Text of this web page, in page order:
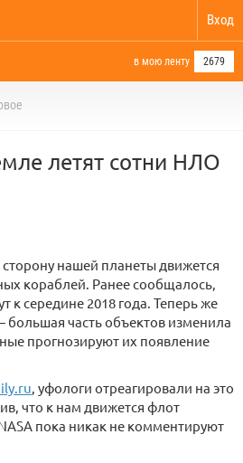
Вход
в мою ленту 2679
летят сотни НЛО
нашей планеты движется
кораблей. Ранее сообщалось,
к середине 2018 года. Теперь же
большая часть объектов изменила
прогнозируют их появление
, уфологи отреагировали на это
что к нам движется флот
пока никак не комментируют